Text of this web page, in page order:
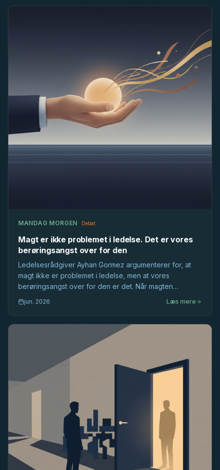
MANDAG MORGEN Debat
Magt er ikke problemet i ledelse. Det er vores
berøringsangst over for den
Ledelsesrådgiver Ayhan Gormez argumenterer for, at
magt ikke er problemet i ledelse, men at vores
berøringsangst over for den er det. Når magten
ignoreres i de flade danske hierarkier, bliver ledelse
fattigere.
jun. 2026 Læs mere